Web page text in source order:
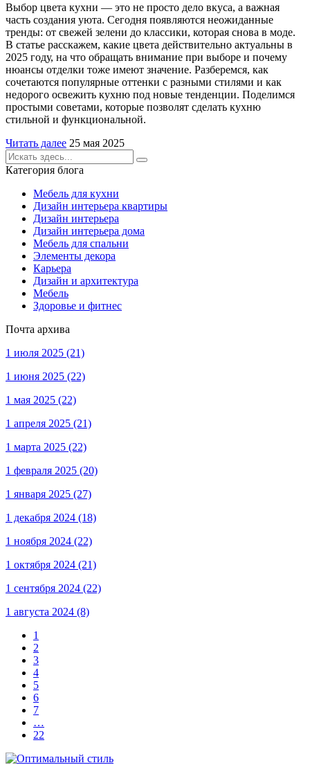
Выбор цвета кухни — это не просто дело вкуса, а важная
часть создания уюта. Сегодня появляются неожиданные
тренды: от свежей зелени до классики, которая снова в моде.
В статье расскажем, какие цвета действительно актуальны в
2025 году, на что обращать внимание при выборе и почему
нюансы отделки тоже имеют значение. Разберемся, как
сочетаются популярные оттенки с разными стилями и как
недорого освежить кухню под новые тенденции. Поделимся
простыми советами, которые позволят сделать кухню
стильной и функциональной.
Читать далее 25 мая 2025
Категория блога
Мебель для кухни
Дизайн интерьера квартиры
Дизайн интерьера
Дизайн интерьера дома
Мебель для спальни
Элементы декора
Карьера
Дизайн и архитектура
Мебель
Здоровье и фитнес
Почта архива
1 июля 2025 (21)
1 июня 2025 (22)
1 мая 2025 (22)
1 апреля 2025 (21)
1 марта 2025 (22)
1 февраля 2025 (20)
1 января 2025 (27)
1 декабря 2024 (18)
1 ноября 2024 (22)
1 октября 2024 (21)
1 сентября 2024 (22)
1 августа 2024 (8)
1
2
3
4
5
6
7
…
22